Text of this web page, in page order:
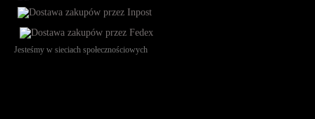
Jesteśmy w sieciach społecznościowych